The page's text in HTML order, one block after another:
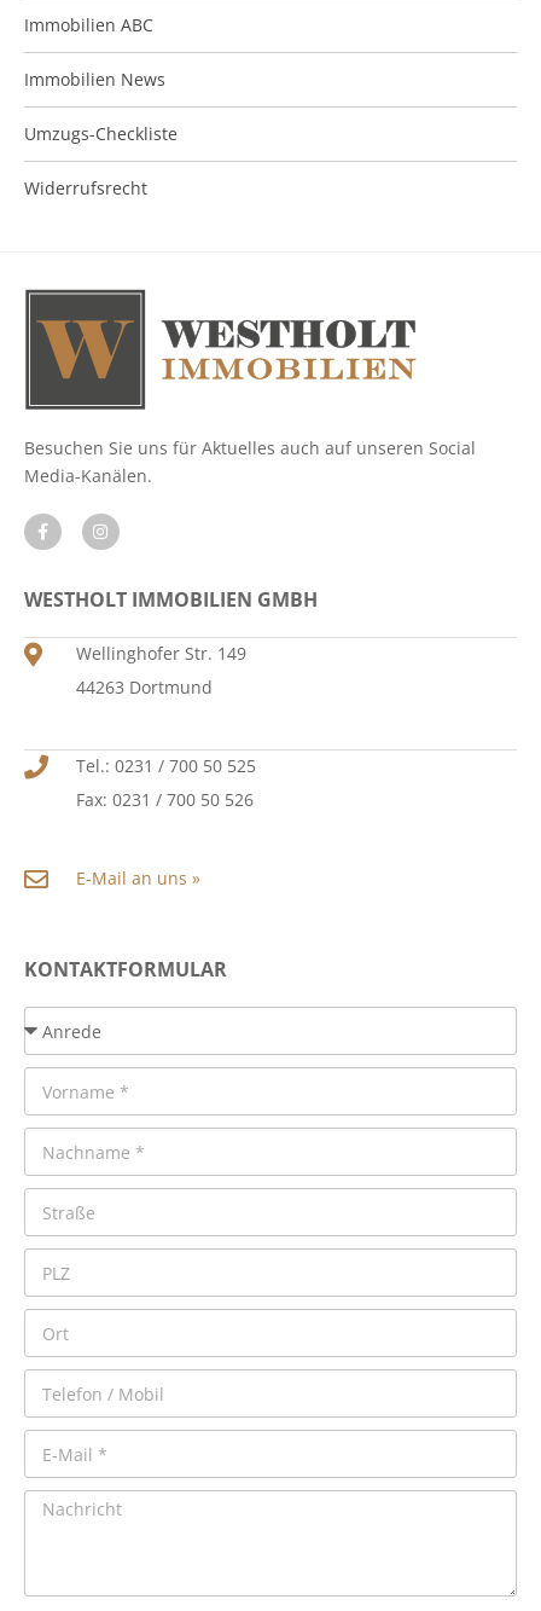
Immobilien ABC
Immobilien News
Umzugs-Checkliste
Widerrufsrecht
Besuchen Sie uns für Aktuelles auch auf unseren Social
Media-Kanälen.
WESTHOLT IMMOBILIEN GMBH
Wellinghofer Str. 149
44263 Dortmund
Tel.: 0231 / 700 50 525
Fax: 0231 / 700 50 526
E-Mail an uns »
KONTAKTFORMULAR